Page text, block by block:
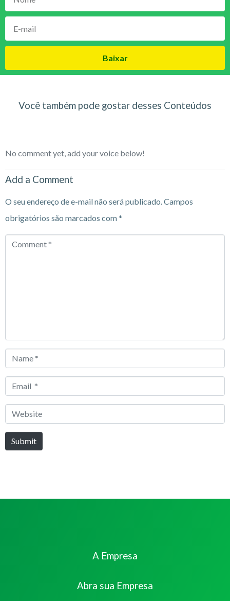
Baixar
Você também pode gostar desses Conteúdos
No comment yet, add your voice below!
Add a Comment
O seu endereço de e-mail não será publicado.Campos
obrigatórios são marcados com*
Comment
Name
Email
Website
Submit
A Empresa
Abra sua Empresa